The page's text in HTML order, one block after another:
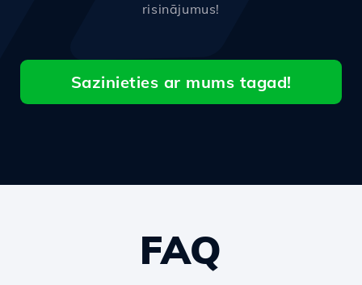
risinājumus!
Sazinieties ar mums tagad!
FAQ